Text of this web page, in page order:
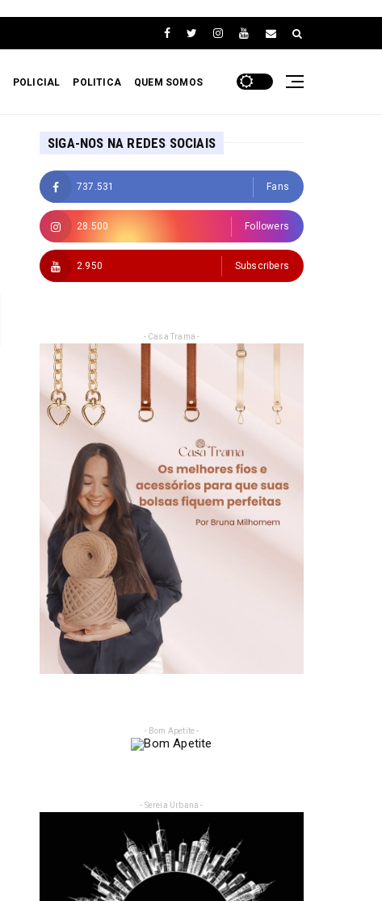
POLICIAL POLITICA QUEM SOMOS
SIGA-NOS NA REDES SOCIAIS
737.531 Fans
28.500 Followers
2.950 Subscribers
- Casa Trama -
- Bom Apetite -
- Sereia Urbana -